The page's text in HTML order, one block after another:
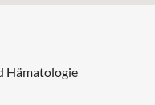
Hämatologie